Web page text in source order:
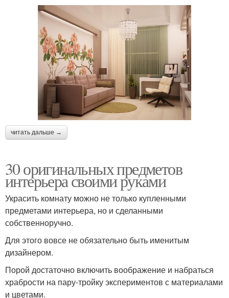
читать дальше →
30 оригинальных предметов
интерьера своими руками
Украсить комнату можно не только купленными
предметами интерьера, но и сделанными
собственноручно.
Для этого вовсе не обязательно быть именитым
дизайнером.
Порой достаточно включить воображение и набраться
храбрости на пару-тройку экспериментов с материалами
и цветами.